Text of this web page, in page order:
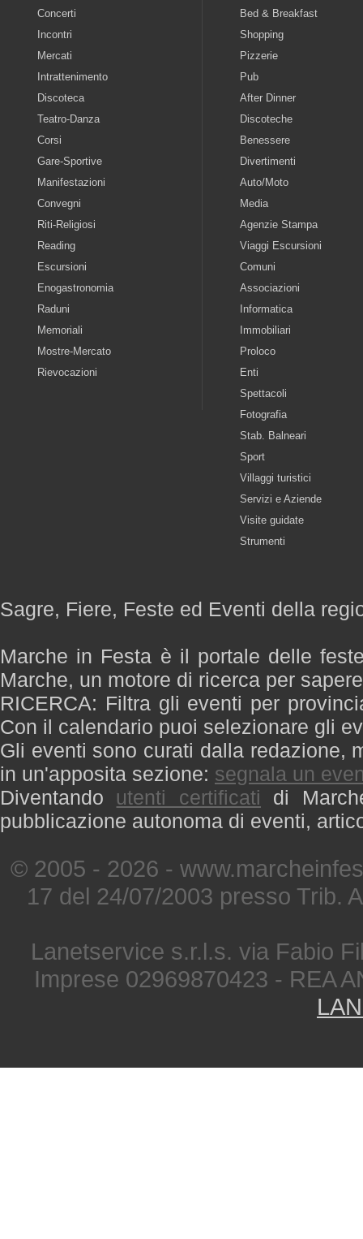
Concerti
Incontri
Mercati
Intrattenimento
Discoteca
Teatro-Danza
Corsi
Gare-Sportive
Manifestazioni
Convegni
Riti-Religiosi
Reading
Escursioni
Enogastronomia
Raduni
Memoriali
Mostre-Mercato
Rievocazioni
Bed & Breakfast
Shopping
Pizzerie
Pub
After Dinner
Discoteche
Benessere
Divertimenti
Auto/Moto
Media
Agenzie Stampa
Viaggi Escursioni
Comuni
Associazioni
Informatica
Immobiliari
Proloco
Enti
Spettacoli
Fotografia
Stab. Balneari
Sport
Villaggi turistici
Servizi e Aziende
Visite guidate
Strumenti
Sagre, Fiere, Feste ed Eventi della
Marche in Festa è il portale delle
Marche, un motore di ricerca per
RICERCA: Filtra gli eventi per
Con il calendario puoi selezionare gli
Gli eventi sono curati dalla redazione,
in un'apposita sezione: segnala un
Diventando utenti certificati di
pubblicazione autonoma di eventi,
© 2005 - 2026 -
17 del 24/07/2003 presso Trib.
Lanetservice s.r.l.s. via Fabio
Imprese 02969870423 - REA